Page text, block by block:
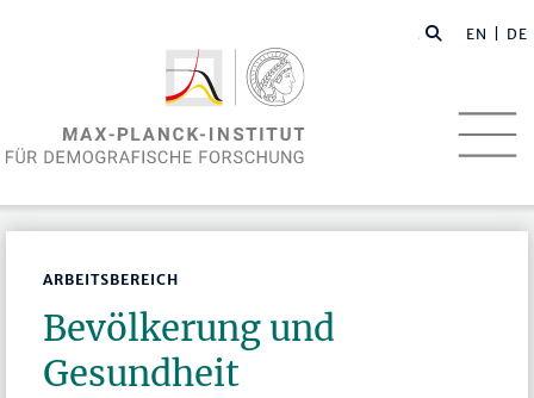
EN | DE
ARBEITSBEREICH
Bevölkerung und
Gesundheit